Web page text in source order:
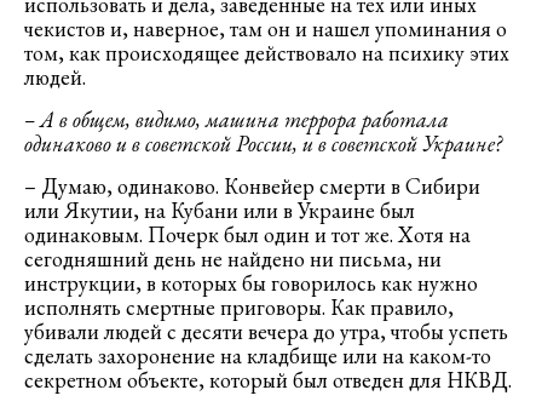
чекистов и, наверное, там он и нашел упоминания о
том, как происходящее действовало на психику этих
людей.
– А в общем, видимо, машина террора работала
одинаково и в советской России, и в советской Украине?
– Думаю, одинаково. Конвейер смерти в Сибири
или Якутии, на Кубани или в Украине был
одинаковым. Почерк был один и тот же. Хотя на
сегодняшний день не найдено ни письма, ни
инструкции, в которых бы говорилось как нужно
исполнять смертные приговоры. Как правило,
убивали людей с десяти вечера до утра, чтобы успеть
сделать захоронение на кладбище или на каком-то
секретном объекте, который был отведен для НКВД.